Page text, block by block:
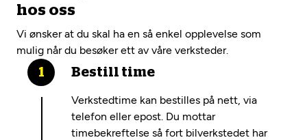
hos oss
Vi ønsker at du skal ha en så enkel opplevelse som
mulig når du besøker ett av våre verksteder.
Bestill time
Verkstedtime kan bestilles på nett, via
telefon eller epost. Du mottar
timebekreftelse så fort bilverkstedet har